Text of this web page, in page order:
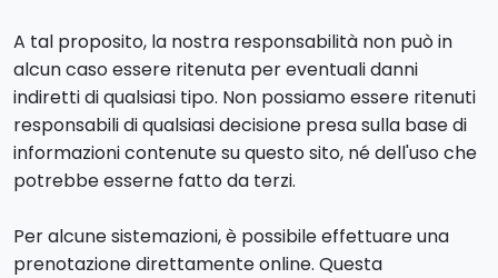
A tal proposito, la nostra responsabilità non può in
alcun caso essere ritenuta per eventuali danni
indiretti di qualsiasi tipo. Non possiamo essere ritenuti
responsabili di qualsiasi decisione presa sulla base di
informazioni contenute su questo sito, né dell'uso che
potrebbe esserne fatto da terzi.
Per alcune sistemazioni, è possibile effettuare una
prenotazione direttamente online. Questa